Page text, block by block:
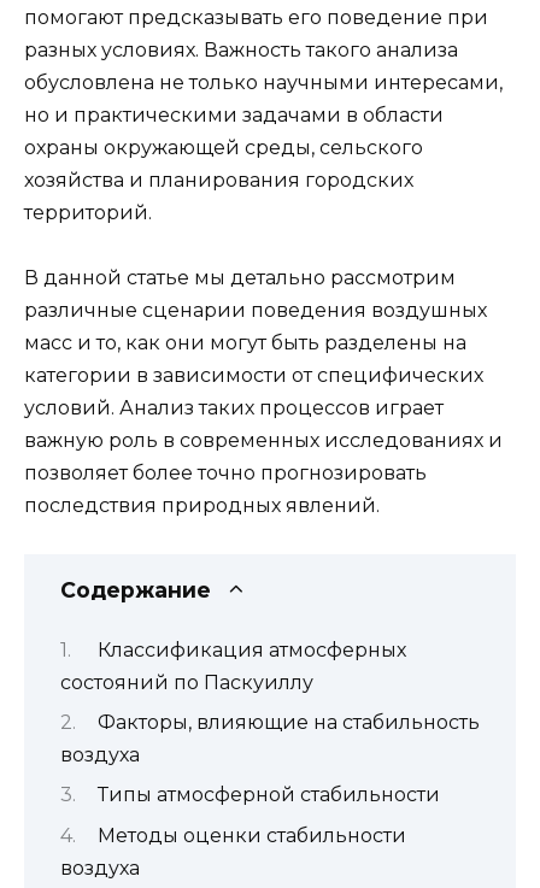
помогают предсказывать его поведение при
разных условиях. Важность такого анализа
обусловлена не только научными интересами,
но и практическими задачами в области
охраны окружающей среды, сельского
хозяйства и планирования городских
территорий.
В данной статье мы детально рассмотрим
различные сценарии поведения воздушных
масс и то, как они могут быть разделены на
категории в зависимости от специфических
условий. Анализ таких процессов играет
важную роль в современных исследованиях и
позволяет более точно прогнозировать
последствия природных явлений.
Содержание
Классификация атмосферных
состояний по Паскуиллу
Факторы, влияющие на стабильность
воздуха
Типы атмосферной стабильности
Методы оценки стабильности
воздуха